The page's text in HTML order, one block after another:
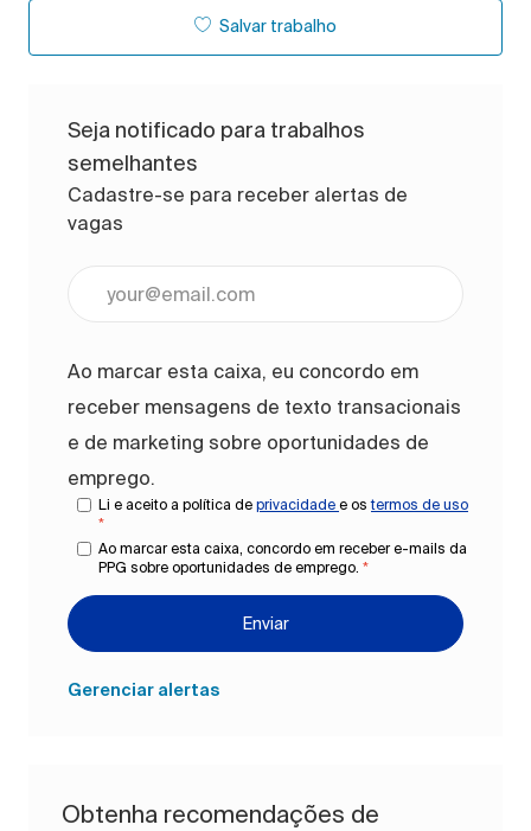
Salvar trabalho
Seja notificado para trabalhos
semelhantes
Cadastre-se para receber alertas de
vagas
Ao marcar esta caixa, eu concordo em
receber mensagens de texto transacionais
e de marketing sobre oportunidades de
emprego.
Li e aceito a política de privacidade e ostermos de uso
*
Ao marcar esta caixa, concordo em receber e-mails da
PPG sobre oportunidades de emprego. *
Enviar
Gerenciar alertas
Obtenha recomendações de